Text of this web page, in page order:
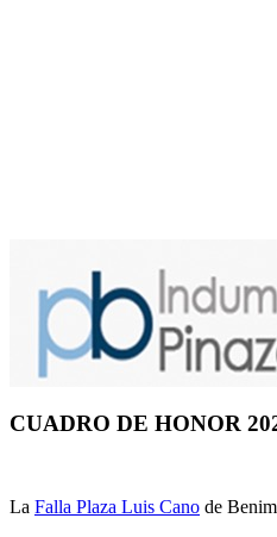
CUADRO DE HONOR
La Falla Plaza Luis Cano de